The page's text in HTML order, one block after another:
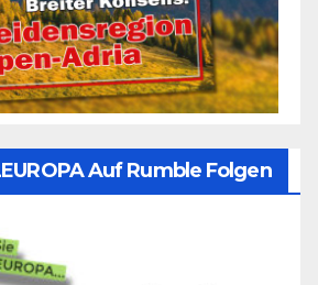
Auf Rumble Folgen